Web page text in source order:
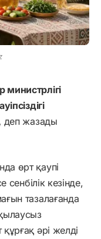
деп жазады
өрт қаупі
сенбілік кезінде,
тазалағанда
әрі желді